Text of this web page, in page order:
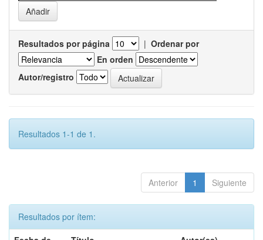
Resultados por página | Ordenar por
En orden
Autor/registro
Resultados 1-1 de 1.
Anterior 1 Siguiente
Resultados por ítem: